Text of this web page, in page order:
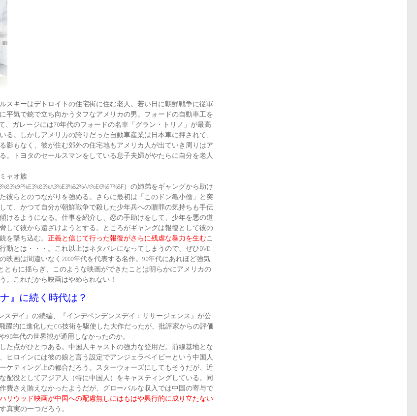
スキーはデトロイトの住宅街に住む老人。若い日に朝鮮戦争に従軍
平気で銃で立ち向かうタフなアメリカの男。フォードの自動車工を
、ガレージには70年代のフォードの名車「グラン・トリノ」が最高
る。しかしアメリカの誇りだった自動車産業は日本車に押されて、
影もなく、彼が住む郊外の住宅地もアメリカ人が出ていき周りはア
。トヨタのセールスマンをしている息子夫婦がやたらに自分を老人
ャオ族
）の姉弟をギャングから助け
彼らとのつながりを強める。さらに最初は「このドン亀小僧」と突
て、かつて自分が朝鮮戦争で殺した少年兵への贖罪の気持ちも手伝
けるようになる。仕事を紹介し、恋の手助けをして、少年を悪の道
して彼から遠ざけようとする。ところがギャングは報復として彼の
を撃ち込む。 正義と信じて行った報復がさらに残虐な暴力を生むこ
動とは・・・。これ以上はネタバレになってしまうので、ぜひDVD
映画は間違いなく2000年代を代表する名作。90年代にあれほど強気
ともに揺らぎ、このような映画ができたことは明らかにアメリカの
。これだから映画はやめられない！
』に続く時代は？
スデイ』の続編、『インデペンデンスデイ：リサージェンス』が公
躍的に進化したCG技術を駆使した大作だったが、批評家からの評価
90年代の世界観が通用しなかったのか。
た点がひとつある。中国人キャストの強力な登用だ。前線基地とな
ヒロインには彼の娘と言う設定でアンジェラベイビーという中国人
ケティング上の都合だろう。スターウォーズにしてもそうだが、近
配役としてアジア人（特に中国人）をキャスティングしている。同
費さえ賄えなかったようだが、グローバルな収入では中国の寄与で
ハリウッド映画が中国への配慮無しにはもはや興行的に成り立たない
真実の一つだろう。